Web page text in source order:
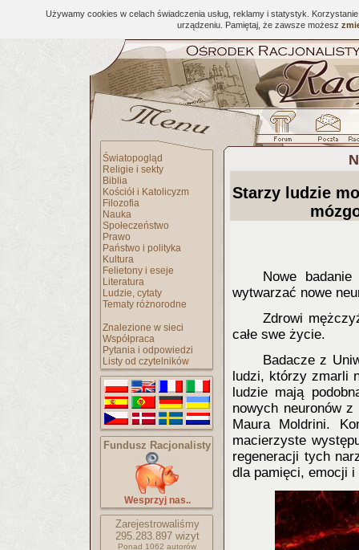
Używamy cookies w celach świadczenia usług, reklamy i statystyk.
urządzeniu. Pamiętaj, że zawsze możesz
Światopogląd
Religie i sekty
Biblia
Kościół i Katolicyzm
Filozofia
Nauka
Społeczeństwo
Prawo
Państwo i polityka
Kultura
Felietony i eseje
Literatura
Ludzie, cytaty
Tematy różnorodne
Znalezione w sieci
Współpraca
Pytania i odpowiedzi
Listy od czytelników
Fundusz Racjonalisty
Wesprzyj nas..
Zarejestrowaliśmy
295.283.897wizyt
Ponad 1062 autorów
Starzy ludzie
Nowe
wytwarzać nowe
Zdrowi
całe swe życie.
Badacze z
ludzi, którzy zmarli
ludzie mają
nowych neuronów
Maura Moldrini.
macierzyste
regeneracji tych
dla pamięci, emocji